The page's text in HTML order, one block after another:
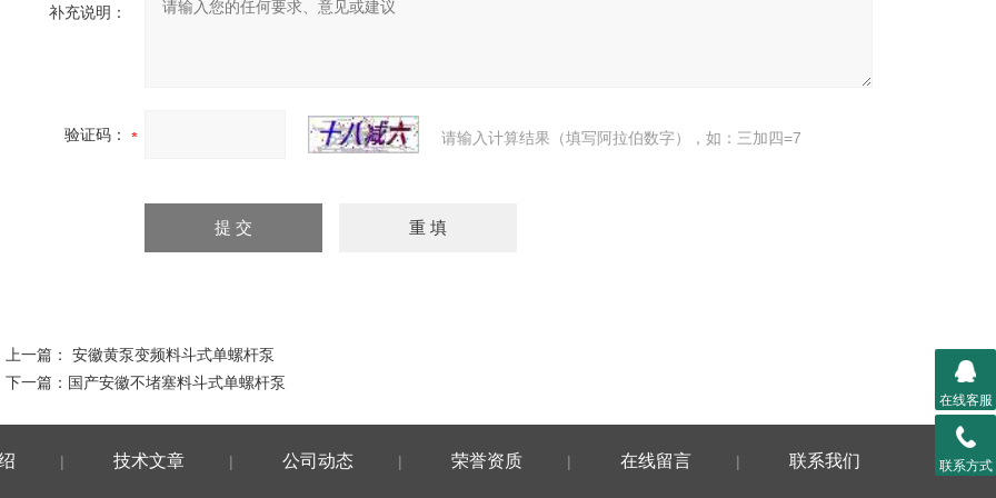
补充说明：
验证码： 请输入计算结果（填写阿拉伯数字），如：三加四=7
上一篇： 安徽黄泵变频料斗式单螺杆泵
下一篇： 国产安徽不堵塞料斗式单螺杆泵
| 技术文章 | 公司动态 | 荣誉资质 | 在线留言 | 联系我们
在线客服
联系方式